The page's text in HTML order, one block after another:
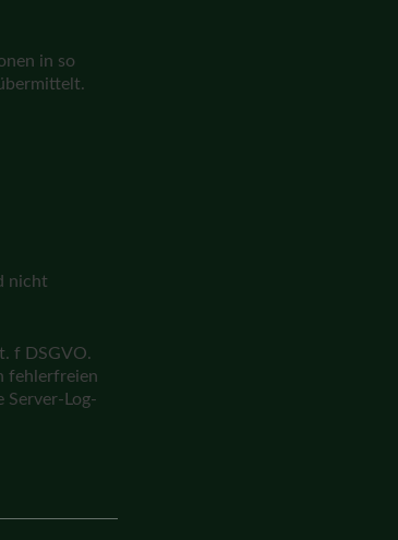
in so
nicht
f DSGVO.
fehlerfreien
Server-Log-